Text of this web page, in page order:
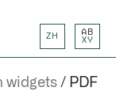
ZH
AB
XY
widgets
PDF